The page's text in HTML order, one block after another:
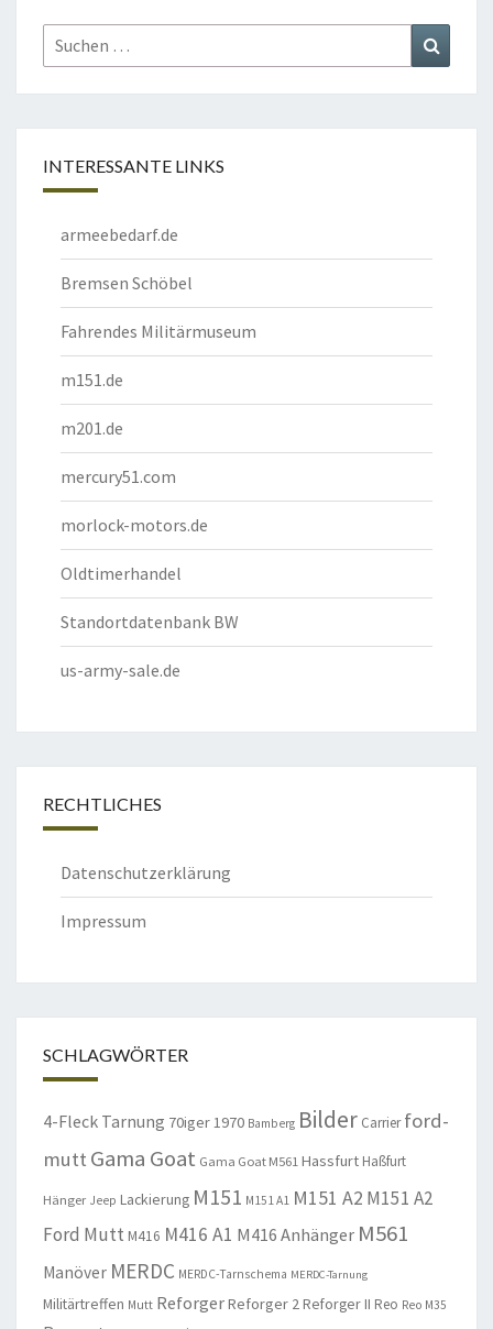
Suchen
nach:
INTERESSANTE LINKS
armeebedarf.de
Bremsen Schöbel
Fahrendes Militärmuseum
m151.de
m201.de
mercury51.com
morlock-motors.de
Oldtimerhandel
Standortdatenbank BW
us-army-sale.de
RECHTLICHES
Datenschutzerklärung
Impressum
SCHLAGWÖRTER
4-Fleck Tarnung 70iger1970 Bamberg Bilder Carrier ford-
mutt Gama Goat Gama Goat M561 Hassfurt Haßfurt
Hänger Jeep Lackierung M151 M151 A1 M151 A2 M151 A2
Ford Mutt M416 M416 A1 M416 Anhänger M561
Manöver MERDC MERDC-Tarnschema MERDC-Tarnung
Militärtreffen Mutt ReforgerReforger 2Reforger II Reo Reo M35